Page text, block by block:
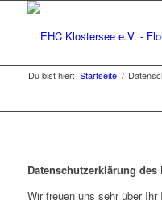
Du bist hier: Startseite /
Datenschutzerklärung des
Wir freuen uns sehr über